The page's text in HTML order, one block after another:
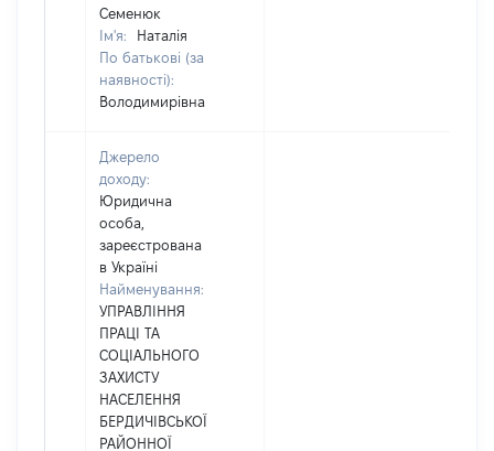
Семенюк
Ім'я:
Наталія
По батькові (за
наявності):
Володимирівна
Джерело
доходу:
Юридична
особа,
зареєстрована
в Україні
Найменування:
УПРАВЛІННЯ
ПРАЦІ ТА
СОЦІАЛЬНОГО
ЗАХИСТУ
НАСЕЛЕННЯ
БЕРДИЧІВСЬКОЇ
РАЙОННОЇ